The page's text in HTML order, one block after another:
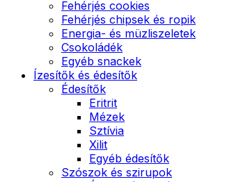
Fehérjés cookies
Fehérjés chipsek és ropik
Energia- és müzliszeletek
Csokoládék
Egyéb snackek
Ízesítők és édesítők
Édesítők
Eritrit
Mézek
Sztívia
Xilit
Egyéb édesítők
Szószok és szirupok